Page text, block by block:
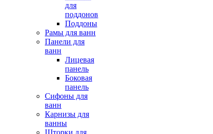
для
поддонов
Поддоны
Рамы для ванн
Панели для
ванн
Лицевая
панель
Боковая
панель
Сифоны для
ванн
Карнизы для
ванны
Шторки для